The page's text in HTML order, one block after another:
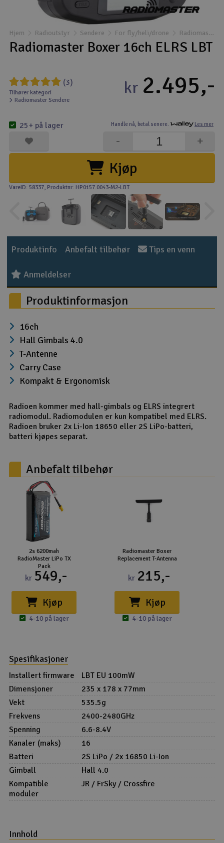
Båter
Droner
Fly
Helikopter
Kamerautstyr
Modellbygging, LEGO & byggesett
Modelljernbane
Motor & tilbehør
Outlet
Radioutstyr
Raketter
Solenergi
Sparkesykler & elkjøretøy
Gavekort
Hjem Radioutstyr Sendere For fly/heli/drone Radiomaster Sendere
Radiomaster Boxer 16ch ELRS LBT
(3)
Tilhører kategori
Radiomaster Sendere
Handle nå, betal senere. Les mer
kr 2.495,-
Kjøp
+
-
25+ på lager
VareID: 58337, Produktnr: HP0157.0043-M2-LBT
Produktinfo Anbefalt tilbehør Tips en venn
Anmeldelser
Produktinformasjon
16ch
Hall Gimbals 4.0
T-Antenne
Carry Case
Kompakt & Ergonomisk
Radioen kommer med hall-gimbals og ELRS integrert
radiomodul. Radiomodulen er kun kompatibel med ELRS.
Radioen bruker 2x Li-Ion 18650 eller 2S LiPo-batteri,
batteri kjøpes separat.
Anbefalt tilbehør
2s 6200mah
RadioMaster LiPo TX
Pack
kr 549,-
Kjøp
4-10 på lager
Radiomaster Boxer
Replacement T-Antenna
kr 215,-
Kjøp
4-10 på lager
Spesifikasjoner
Installert firmware
LBT EU 100mW
Dimensjoner
235 x 178 x 77mm
Vekt
535.5g
Frekvens
2400-2480GHz
Spenning
6.6-8.4V
Kanaler (maks)
16
Batteri
2S LiPo / 2x 16850 Li-Ion
Gimball
Hall 4.0
Kompatible
moduler
JR / FrSky / Crossfire
Innhold